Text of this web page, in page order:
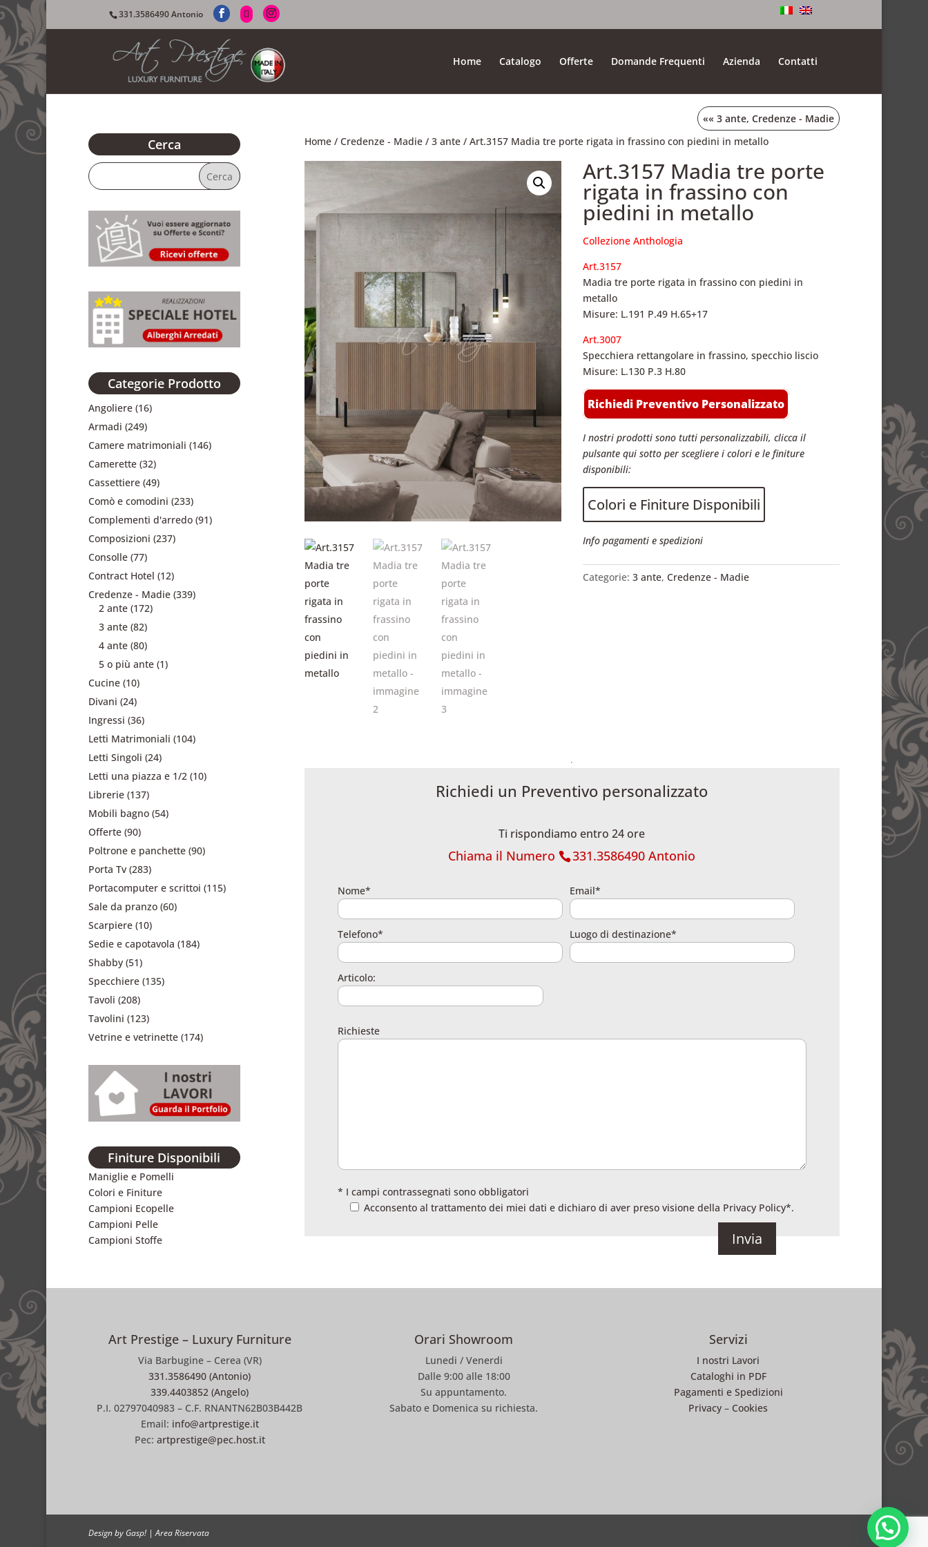
331.3586490 Antonio
Home Catalogo Offerte Domande Frequenti Azienda Contatti
Home/ Credenze - Madie/ 3 ante/ Art.3157 Madia tre porte rigata in frassino con piedini in metallo
««3 ante,Credenze - Madie
Art.3157 Madia tre porte
rigata in frassino con
piedini in metallo
Collezione Anthologia
Art.3157
Madia tre porte rigata in frassino con piedini in
metallo
Misure: L.191 P.49 H.65+17
Art.3007
Specchiera rettangolare in frassino, specchio liscio
Misure: L.130 P.3 H.80
Richiedi Preventivo Personalizzato
I nostri prodotti sono tutti personalizzabili, clicca il
pulsante qui sotto per scegliere i colori e le finiture
disponibili:
Colori e Finiture Disponibili
Info pagamenti e spedizioni
Categorie:3 ante,Credenze - Madie
Richiedi un Preventivo personalizzato
Ti rispondiamo entro 24 ore
Chiama il Numero 331.3586490 Antonio
Nome* Email*
Telefono* Luogo di destinazione*
Articolo:
Richieste
* I campi contrassegnati sono obbligatori
Acconsento al trattamento dei miei dati e dichiaro di aver preso visione della Privacy Policy*.
Cerca
Categorie Prodotto
Angoliere (16)
Armadi (249)
Camere matrimoniali (146)
Camerette (32)
Cassettiere (49)
Comò e comodini (233)
Complementi d'arredo (91)
Composizioni (237)
Consolle (77)
Contract Hotel (12)
Credenze - Madie (339)
2 ante (172)
3 ante (82)
4 ante (80)
5 o più ante (1)
Cucine (10)
Divani (24)
Ingressi (36)
Letti Matrimoniali (104)
Letti Singoli (24)
Letti una piazza e 1/2 (10)
Librerie (137)
Mobili bagno (54)
Offerte (90)
Poltrone e panchette (90)
Porta Tv (283)
Portacomputer e scrittoi (115)
Sale da pranzo (60)
Scarpiere (10)
Sedie e capotavola (184)
Shabby (51)
Specchiere (135)
Tavoli (208)
Tavolini (123)
Vetrine e vetrinette (174)
Finiture Disponibili
Maniglie e Pomelli
Colori e Finiture
Campioni Ecopelle
Campioni Pelle
Campioni Stoffe
Art Prestige – Luxury Furniture
Via Barbugine – Cerea (VR)
331.3586490 (Antonio)
339.4403852 (Angelo)
P.I. 02797040983 – C.F. RNANTN62B03B442B
Email: info@artprestige.it
Pec: artprestige@pec.host.it
Orari Showroom
Lunedi / Venerdi
Dalle 9:00 alle 18:00
Su appuntamento.
Sabato e Domenica su richiesta.
Servizi
I nostri Lavori
Cataloghi in PDF
Pagamenti e Spedizioni
Privacy – Cookies
Design by Gasp!|Area Riservata